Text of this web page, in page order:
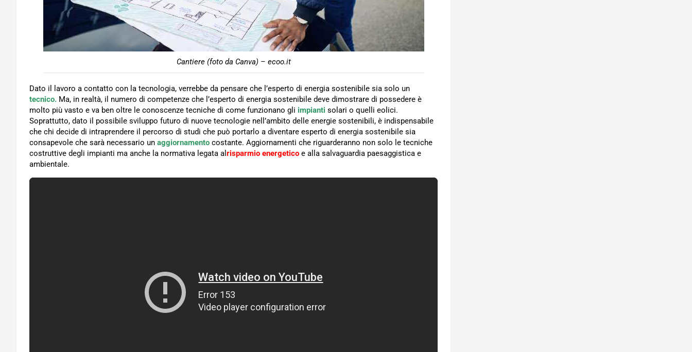
Cantiere (foto da Canva) – ecoo.it
Dato il lavoro a contatto con la tecnologia, verrebbe da pensare che l’esperto di energia sostenibile sia solo un
tecnico. Ma, in realtà, il numero di competenze che l’esperto di energia sostenibile deve dimostrare di possedere è
molto più vasto e va ben oltre le conoscenze tecniche di come funzionano gli impianti solari o quelli eolici.
Soprattutto, dato il possibile sviluppo futuro di nuove tecnologie nell’ambito delle energie sostenibili, è indispensabile
che chi decide di intraprendere il percorso di studi che può portarlo a diventare esperto di energia sostenibile sia
consapevole che sarà necessario un aggiornamento costante. Aggiornamenti che riguarderanno non solo le tecniche
costruttive degli impianti ma anche la normativa legata al risparmio energetico e alla salvaguardia paesaggistica e
ambientale.